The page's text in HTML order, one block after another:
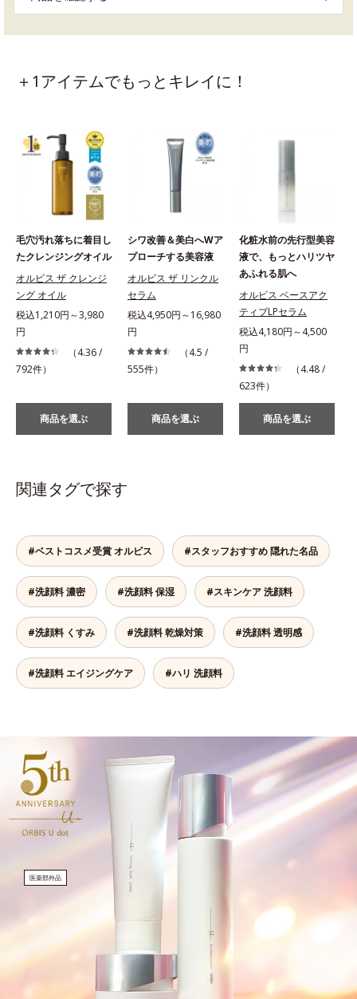
＋1アイテムでもっとキレイに！
毛穴汚れ落ちに着目し
たクレンジングオイル
オルビス ザ クレンジ
ング オイル
税込1,210円～3,980
円
（4.36 /
792件）
商品を選ぶ
シワ改善＆美白へWア
プローチする美容液
オルビス ザ リンクル
セラム
税込4,950円～16,980
円
（4.5 /
555件）
商品を選ぶ
化粧水前の先行型美容
液で、もっとハリツヤ
あふれる肌へ
オルビス ベースアク
ティブLPセラム
税込4,180円～4,500
円
（4.48 /
623件）
商品を選ぶ
関連タグで探す
#ベストコスメ受賞 オルビス #スタッフおすすめ 隠れた名品
#洗顔料 濃密 #洗顔料 保湿 #スキンケア 洗顔料
#洗顔料 くすみ #洗顔料 乾燥対策 #洗顔料 透明感
#洗顔料 エイジングケア #ハリ 洗顔料
医薬部外品